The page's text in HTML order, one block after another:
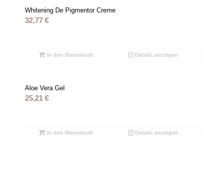
Whitening De Pigmentor Creme
32,77 €
In den Warenkorb Details anzeigen
Aloe Vera Gel
25,21 €
In den Warenkorb Details anzeigen